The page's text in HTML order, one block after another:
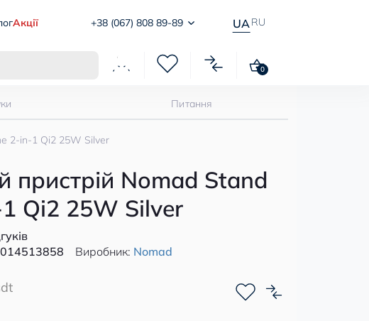
Акції +38 (067) 808 89-89 UA RU
0
2-in-1 Qi2 25W Silver
Питання
пристрій Nomad Stand
Qi2 25W Silver
Виробник: Nomad